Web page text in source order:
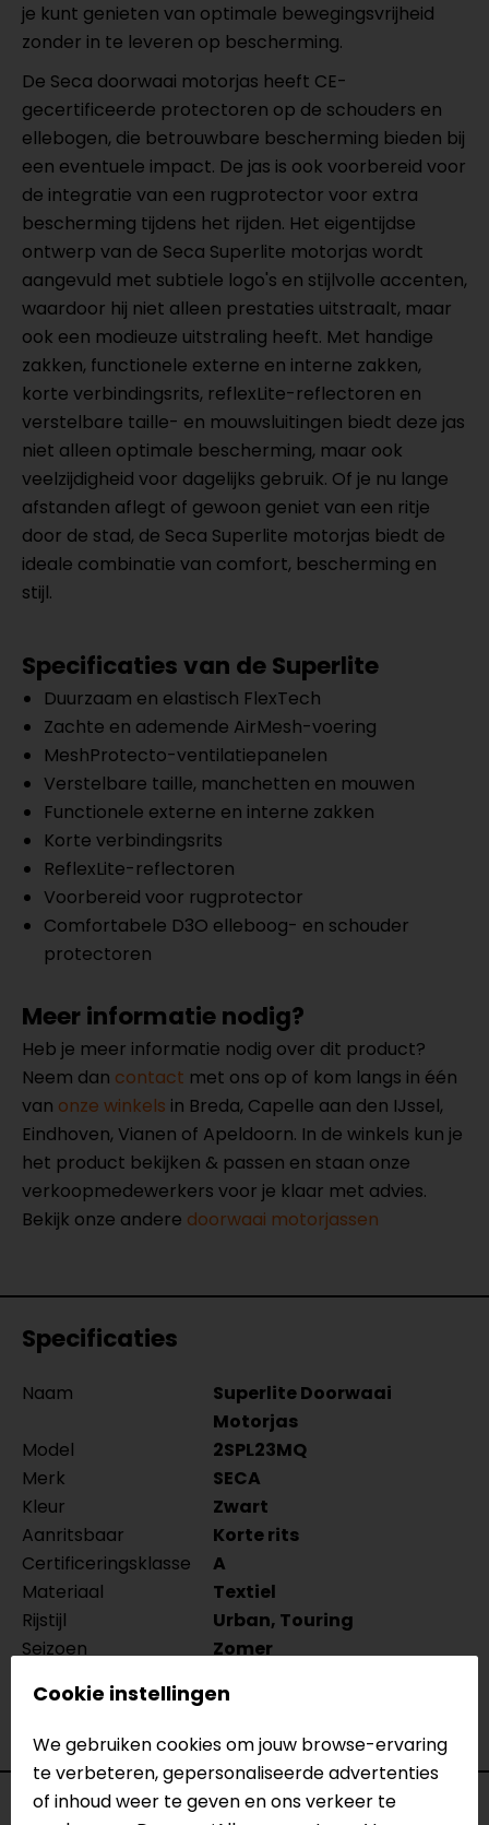
je kunt genieten van optimale bewegingsvrijheid
zonder in te leveren op bescherming.
De Seca doorwaai motorjas heeft CE-
gecertificeerde protectoren op de schouders en
ellebogen, die betrouwbare bescherming bieden bij
een eventuele impact. De jas is ook voorbereid voor
de integratie van een rugprotector voor extra
bescherming tijdens het rijden. Het eigentijdse
ontwerp van de Seca Superlite motorjas wordt
aangevuld met subtiele logo's en stijlvolle accenten,
waardoor hij niet alleen prestaties uitstraalt, maar
ook een modieuze uitstraling heeft. Met handige
zakken, functionele externe en interne zakken,
korte verbindingsrits, reflexLite-reflectoren en
verstelbare taille- en mouwsluitingen biedt deze jas
niet alleen optimale bescherming, maar ook
veelzijdigheid voor dagelijks gebruik. Of je nu lange
afstanden aflegt of gewoon geniet van een ritje
door de stad, de Seca Superlite motorjas biedt de
ideale combinatie van comfort, bescherming en
stijl.
Specificaties van de Superlite
Duurzaam en elastisch FlexTech
Zachte en ademende AirMesh-voering
MeshProtecto-ventilatiepanelen
Verstelbare taille, manchetten en mouwen
Functionele externe en interne zakken
Korte verbindingsrits
ReflexLite-reflectoren
Voorbereid voor rugprotector
Comfortabele D3O elleboog- en schouder
protectoren
Meer informatie nodig?
Heb je meer informatie nodig over dit product?
Neem dan contact met ons op of kom langs in één
van onze winkels in Breda, Capelle aan den IJssel,
Eindhoven, Vianen of Apeldoorn. In de winkels kun je
het product bekijken & passen en staan onze
verkoopmedewerkers voor je klaar met advies.
Bekijk onze andere doorwaai motorjassen
Specificaties
Naam
Superlite Doorwaai
Motorjas
Model
2SPL23MQ
Merk
SECA
Kleur
Zwart
Aanritsbaar
Korte rits
Certificeringsklasse
A
Materiaal
Textiel
Rijstijl
Urban, Touring
Seizoen
Zomer
Waterdicht
Nee
Thermovoering
Geen thermo
Reviews (4)
Cookie instellingen
We gebruiken cookies om jouw browse-ervaring
te verbeteren, gepersonaliseerde advertenties
of inhoud weer te geven en ons verkeer te